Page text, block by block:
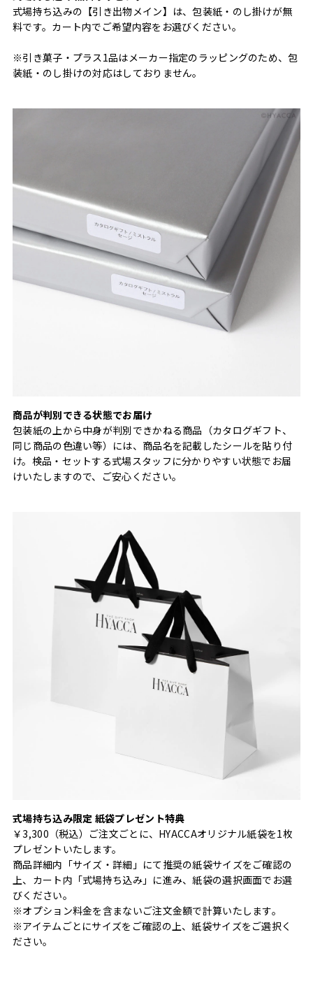
式場持ち込みの【引き出物メイン】は、包装紙・のし掛けが無
料です。カート内でご希望内容をお選びください。
※引き菓子・プラス1品はメーカー指定のラッピングのため、包
装紙・のし掛けの対応はしておりません。
商品が判別できる状態でお届け
包装紙の上から中身が判別できかねる商品（カタログギフト、
同じ商品の色違い等）には、商品名を記載したシールを貼り付
け。検品・セットする式場スタッフに分かりやすい状態でお届
けいたしますので、ご安心ください。
式場持ち込み限定 紙袋プレゼント特典
￥3,300（税込）ご注文ごとに、HYACCAオリジナル紙袋を1枚
プレゼントいたします。
商品詳細内「サイズ・詳細」にて推奨の紙袋サイズをご確認の
上、カート内「式場持ち込み」に進み、紙袋の選択画面でお選
びください。
※オプション料金を含まないご注文金額で計算いたします。
※アイテムごとにサイズをご確認の上、紙袋サイズをご選択く
ださい。